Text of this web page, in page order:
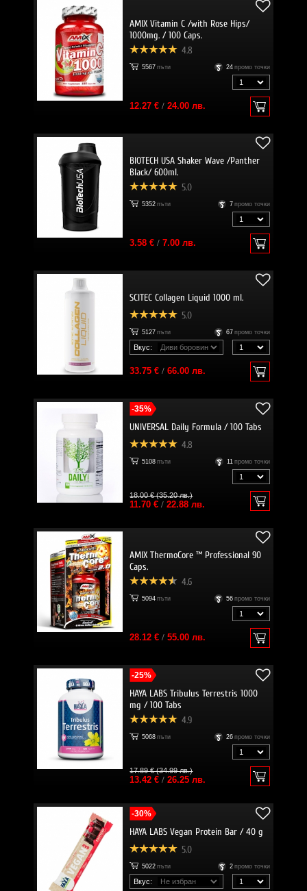
AMIX Vitamin C /with Rose Hips/
1000mg. / 100 Caps.
4.8
5567 пъти 24 промо точки
12.27 €/ 24.00 лв.
BIOTECH USA Shaker Wave /Panther
Black/ 600ml.
5.0
5352 пъти 7 промо точки
3.58 €/ 7.00 лв.
SCITEC Collagen Liquid 1000 ml.
5.0
5127 пъти 67 промо точки
Вкус:
33.75 €/ 66.00 лв.
-35%
UNIVERSAL Daily Formula / 100 Tabs
4.8
5108 пъти 11 промо точки
18.00 € (35.20 лв.)
11.70 €/ 22.88 лв.
AMIX ThermoCore ™ Professional 90
Caps.
4.6
5094 пъти 56 промо точки
28.12 €/ 55.00 лв.
-25%
HAYA LABS Tribulus Terrestris 1000
mg / 100 Tabs
4.9
5068 пъти 26 промо точки
17.89 € (34.99 лв.)
13.42 €/ 26.25 лв.
-30%
HAYA LABS Vegan Protein Bar / 40 g
5.0
5022 пъти 2 промо точки
Вкус: